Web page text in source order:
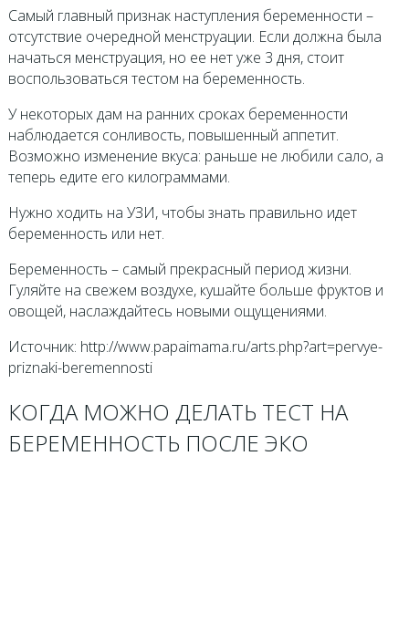
Самый главный признак наступления беременности –
отсутствие очередной менструации. Если должна была
начаться менструация, но ее нет уже 3 дня, стоит
воспользоваться тестом на беременность.
У некоторых дам на ранних сроках беременности
наблюдается сонливость, повышенный аппетит.
Возможно изменение вкуса: раньше не любили сало, а
теперь едите его килограммами.
Нужно ходить на УЗИ, чтобы знать правильно идет
беременность или нет.
Беременность – самый прекрасный период жизни.
Гуляйте на свежем воздухе, кушайте больше фруктов и
овощей, наслаждайтесь новыми ощущениями.
Источник: http://www.papaimama.ru/arts.php?art=pervye-
priznaki-beremennosti
КОГДА МОЖНО ДЕЛАТЬ ТЕСТ НА
БЕРЕМЕННОСТЬ ПОСЛЕ ЭКО